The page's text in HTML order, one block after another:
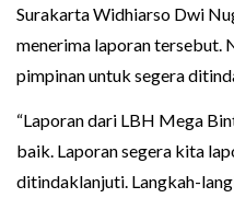
Surakarta Widhiarso Dwi
menerima laporan tersebut.
pimpinan untuk segera
“Laporan dari LBH Mega
baik. Laporan segera kita
ditindaklanjuti. Langkah-